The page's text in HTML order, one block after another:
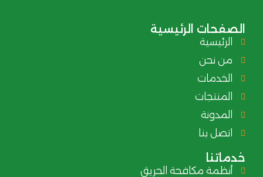
الرئيسية
الرئيسية
من نحن
الخدمات
المنتجات
المدونة
اتصل بنا
أنظمة مكافحة الحريق